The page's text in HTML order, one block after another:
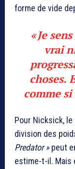
forme de vide
« Je
vrai
choses.
comme
Pour Nicksick,
division des
Predator » peut
estime-t-il. Mais